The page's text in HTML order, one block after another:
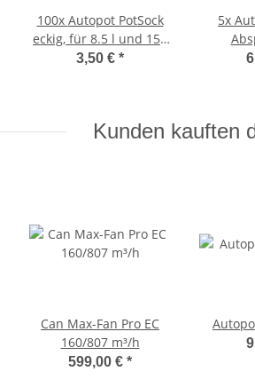
100x Autopot PotSock
eckig, für 8.5 l und 15 l
Topf
3,50 € *
5x
Kunden kauften
Can Max-Fan Pro EC
160/807 m³/h
599,00 € *